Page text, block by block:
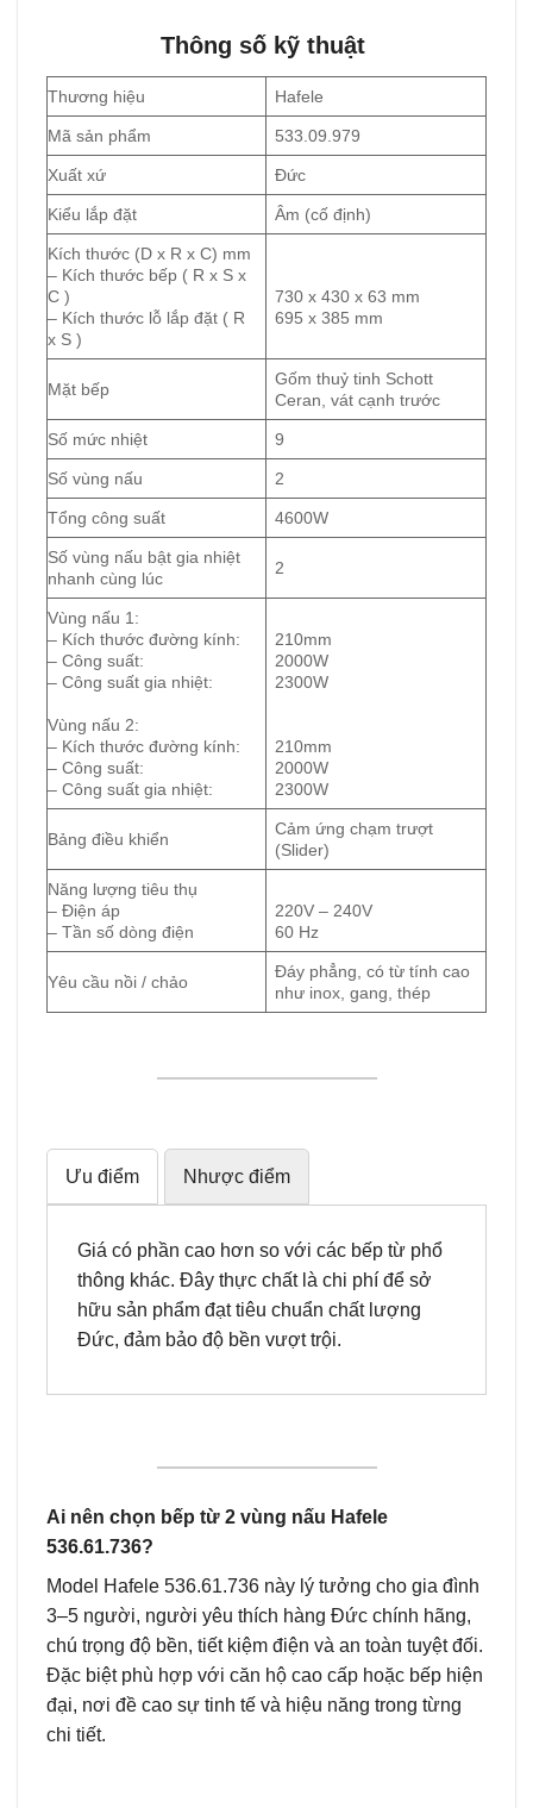
Thông số kỹ thuật
Thương hiệu Hafele
Mã sản phẩm 533.09.979
Xuất xứ Đức
Kiểu lắp đặt Âm (cố định)
Kích thước (D x R x C) mm
– Kích thước bếp ( R x S x
C )
– Kích thước lỗ lắp đặt ( R
x S )
730 x 430 x 63 mm
695 x 385 mm
Mặt bếp
Gốm thuỷ tinh Schott
Ceran, vát cạnh trước
Số mức nhiệt 9
Số vùng nấu 2
Tổng công suất 4600W
Số vùng nấu bật gia nhiệt
nhanh cùng lúc
2
Vùng nấu 1:
– Kích thước đường kính:
– Công suất:
– Công suất gia nhiệt:
Vùng nấu 2:
– Kích thước đường kính:
– Công suất:
– Công suất gia nhiệt:
210mm
2000W
2300W
210mm
2000W
2300W
Bảng điều khiển
Cảm ứng chạm trượt
(Slider)
Năng lượng tiêu thụ
– Điện áp
– Tần số dòng điện
220V – 240V
60 Hz
Yêu cầu nồi / chảo
Đáy phẳng, có từ tính cao
như inox, gang, thép
Ưu điểm Nhược điểm
Giá có phần cao hơn so với các bếp từ phổ
thông khác. Đây thực chất là chi phí để sở
hữu sản phẩm đạt tiêu chuẩn chất lượng
Đức, đảm bảo độ bền vượt trội.
Ai nên chọn bếp từ 2 vùng nấu Hafele
536.61.736?
Model Hafele 536.61.736 này lý tưởng cho gia đình
3–5 người, người yêu thích hàng Đức chính hãng,
chú trọng độ bền, tiết kiệm điện và an toàn tuyệt đối.
Đặc biệt phù hợp với căn hộ cao cấp hoặc bếp hiện
đại, nơi đề cao sự tinh tế và hiệu năng trong từng
chi tiết.